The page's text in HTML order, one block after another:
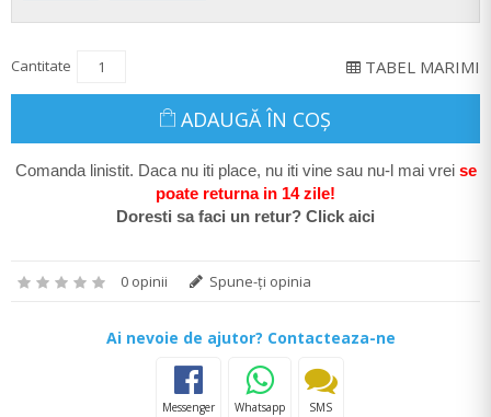
Cantitate TABEL MARIMI
ADAUGĂ ÎN COŞ
Comanda linistit. Daca nu iti place, nu iti vine sau nu-l mai vrei se
poate returna in 14 zile!
Doresti sa faci un retur? Click aici
0 opinii Spune-ţi opinia
Ai nevoie de ajutor? Contacteaza-ne
Messenger Whatsapp SMS